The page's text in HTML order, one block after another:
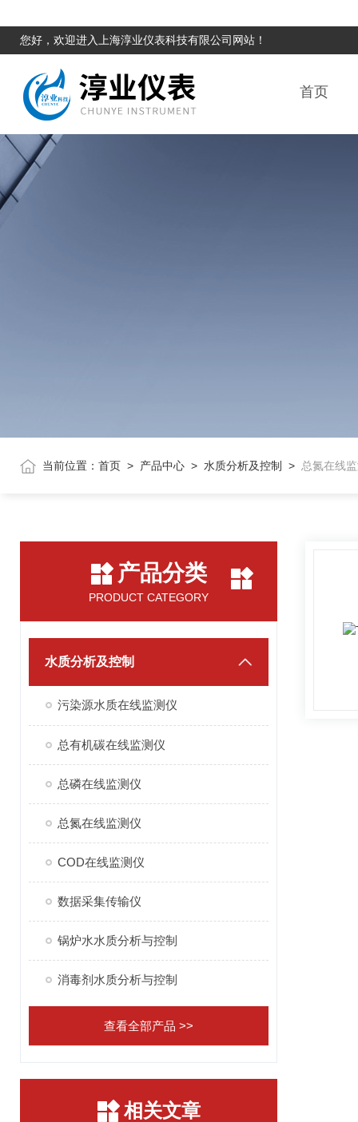
您好，欢迎进入上海淳业仪表科技有限公司网站！
首页
当前位置： 首页 > 产品中心 > 水质分析及控制 > 总氮在线
产品分类
PRODUCT CATEGORY
水质分析及控制
污染源水质在线监测仪
总有机碳在线监测仪
总磷在线监测仪
总氮在线监测仪
COD在线监测仪
数据采集传输仪
锅炉水水质分析与控制
消毒剂水质分析与控制
查看全部产品 >>
相关文章